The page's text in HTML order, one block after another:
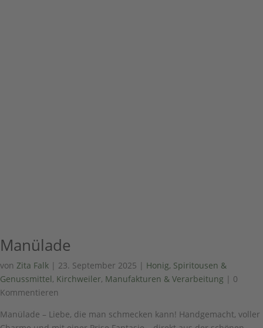
Manülade
von Zita Falk | 23. September 2025 | Honig, Spiritousen &
Genussmittel, Kirchweiler, Manufakturen & Verarbeitung | 0
Kommentieren
Manülade – Liebe, die man schmecken kann! Handgemacht, voller